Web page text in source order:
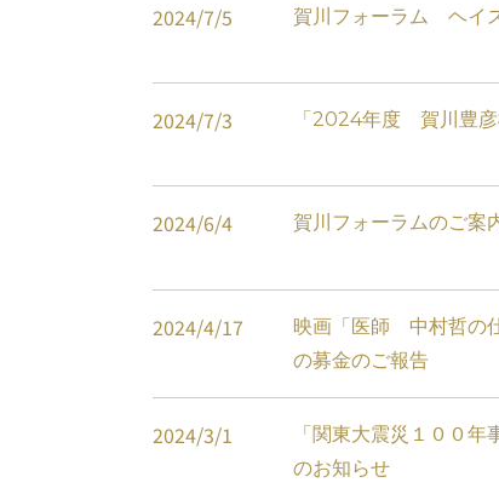
2024/7/5 賀川フォーラム ヘイ
2024/7/3 「2024年度 賀川豊
2024/6/4 賀川フォーラムのご案
2024/4/17
映画「医師 中村哲の
の募金のご報告
2024/3/1
「関東大震災１００
のお知らせ